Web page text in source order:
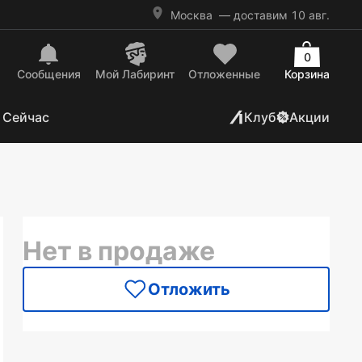
Москва — доставим 10 авг.
Сообщения Mой Лабиринт Отложенные Корзина
0
Клуб Акции
Нет в продаже
Отложить